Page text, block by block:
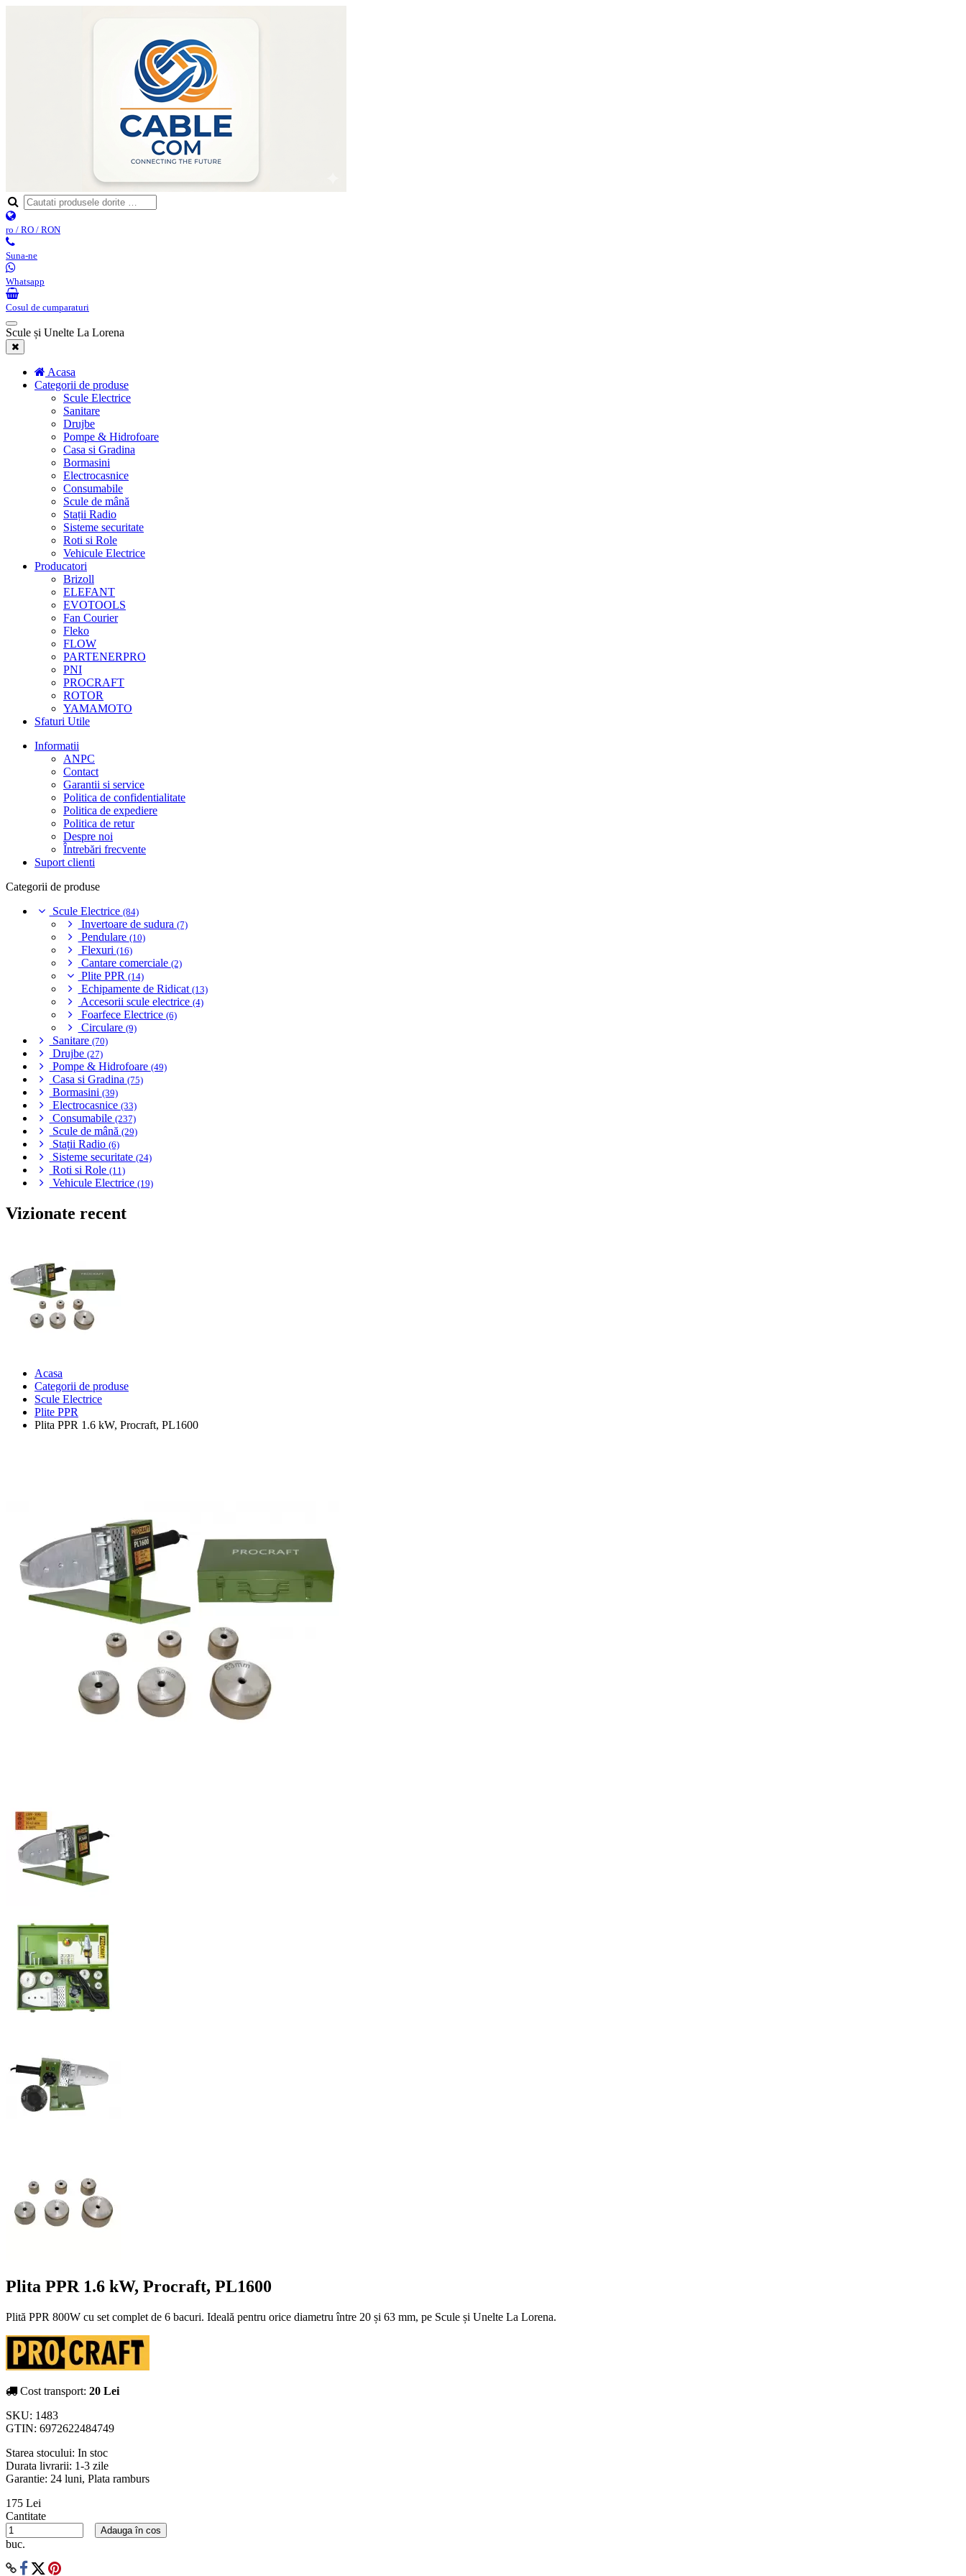
ro / RO / RON
Suna-ne
Whatsapp
Cosul de cumparaturi
Scule și Unelte La Lorena
Acasa
Categorii de produse
Scule Electrice
Sanitare
Drujbe
Pompe & Hidrofoare
Casa si Gradina
Bormasini
Electrocasnice
Consumabile
Scule de mână
Stații Radio
Sisteme securitate
Roti si Role
Vehicule Electrice
Producatori
Brizoll
ELEFANT
EVOTOOLS
Fan Courier
Fleko
FLOW
PARTENERPRO
PNI
PROCRAFT
ROTOR
YAMAMOTO
Sfaturi Utile
Informatii
ANPC
Contact
Garantii si service
Politica de confidentialitate
Politica de expediere
Politica de retur
Despre noi
Întrebări frecvente
Suport clienti
Categorii de produse
Scule Electrice (84)
Invertoare de sudura (7)
Pendulare (10)
Flexuri (16)
Cantare comerciale (2)
Plite PPR (14)
Echipamente de Ridicat (13)
Accesorii scule electrice (4)
Foarfece Electrice (6)
Circulare (9)
Sanitare (70)
Drujbe (27)
Pompe & Hidrofoare (49)
Casa si Gradina (75)
Bormasini (39)
Electrocasnice (33)
Consumabile (237)
Scule de mână (29)
Stații Radio (6)
Sisteme securitate (24)
Roti si Role (11)
Vehicule Electrice (19)
Vizionate recent
Acasa
Categorii de produse
Scule Electrice
Plite PPR
Plita PPR 1.6 kW, Procraft, PL1600
Plita PPR 1.6 kW, Procraft, PL1600
Plită PPR 800W cu set complet de 6 bacuri. Ideală pentru orice diametru între 20 și 63 mm, pe Scule și Unelte La Lorena.
Cost transport: 20 Lei
SKU: 1483
GTIN: 6972622484749
Starea stocului: In stoc
Durata livrarii: 1-3 zile
Garantie: 24 luni, Plata ramburs
175 Lei
Cantitate
buc.
Adauga în cos